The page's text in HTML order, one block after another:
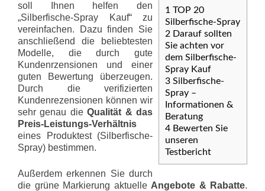
1 TOP 20
Silberfische-Spray
2 Darauf sollten
Sie achten vor
dem Silberfische-
Spray Kauf
3 Silberfische-
Spray –
Informationen &
Beratung
4 Bewerten Sie
unseren
Testbericht
soll Ihnen helfen den
„Silberfische-Spray Kauf“ zu
vereinfachen. Dazu finden Sie
anschließend die beliebtesten
Modelle, die durch gute
Kundenrzensionen und einer
guten Bewertung überzeugen.
Durch die verifizierten
Kundenrezensionen können wir
sehr genau dieQualität & das
Preis-Leis­tungs-Ver­hält­nis
eines Produktest (Silberfische-
Spray) bestimmen.
Außerdem erkennen Sie durch
die grüne Markierung aktuelle Angebote & Rabatte.